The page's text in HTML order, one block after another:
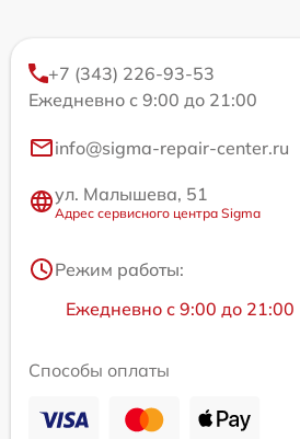
+7 (343) 226-93-53
Ежедневно с 9:00 до 21:00
info@sigma-repair-center.ru
ул. Малышева, 51
Адрес сервисного центра Sigma
Режим работы:
Ежедневно с 9:00 до 21:00
Способы оплаты